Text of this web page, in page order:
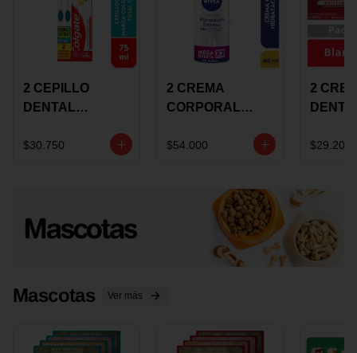
2 CEPILLO
DENTAL
+CREMA
$30.750
2 CREMA
CORPORAL
EXPRESS
OFERTA
$54.000
2
$29.200
Mascotas Ver más